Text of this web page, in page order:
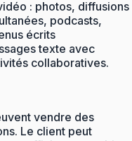
: photos, diffusions
podcasts,
écrits
texte avec
collaboratives.
vendre des
Le client peut